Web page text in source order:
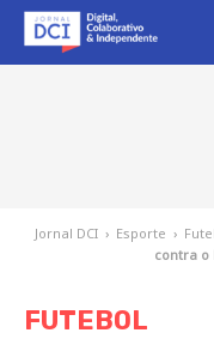
Jornal DCI › Esporte ›
contra o
FUTEBOL